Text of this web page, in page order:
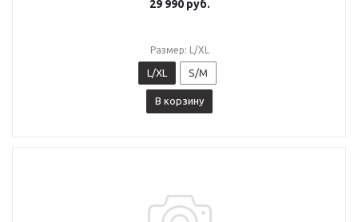
29 990руб.
Размер: L/XL
L/XL S/M
В корзину